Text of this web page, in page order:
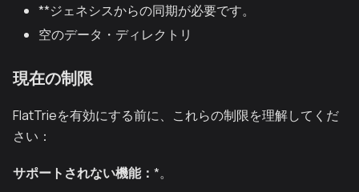
**ジェネシスからの同期が必要です。
空のデータ・ディレクトリ
現在の制限
FlatTrieを有効にする前に、これらの制限を理解してくだ
さい：
サポートされない機能： *。